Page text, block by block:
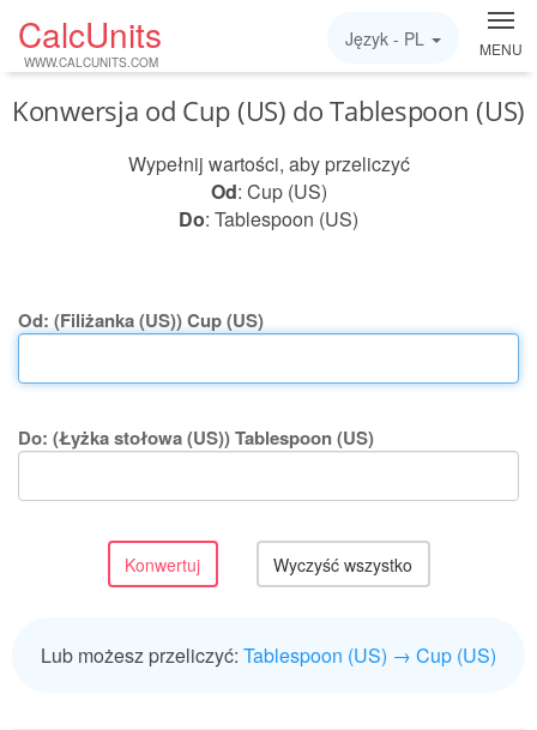
CalcUnits
WWW.CALCUNITS.COM
MENU
Język - PL
Konwersja od Cup (US) do Tablespoon (US)
Wypełnij wartości, aby przeliczyć
Od: Cup (US)
Do: Tablespoon (US)
Od: (Filiżanka (US)) Cup (US)
Do: (Łyżka stołowa (US)) Tablespoon (US)
Lub możesz przeliczyć: Tablespoon (US) → Cup (US)